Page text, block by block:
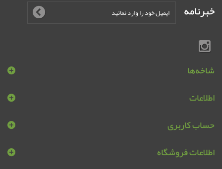
خبرنامه
شاخه‌ها
اطلاعات
حساب کاربری
اطلاعات فروشگاه